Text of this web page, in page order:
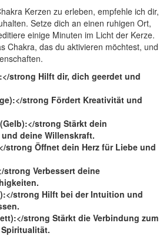
Kerzen zu erleben, empfehle​ ich dir,
Setze dich an einen ruhigen Ort,
einige⁤ Minuten im ‌Licht ‍der Kerze.
Chakra, das du aktivieren möchtest, ​und
strong Hilft dir, dich​ geerdet und
strong Fördert⁤ Kreativität und
strong Stärkt dein
deine ⁤Willenskraft.
strong Öffnet dein Herz ‌für Liebe und
strong Verbessert deine
strong Hilft bei der Intuition ‌und
strong Stärkt die Verbindung zum